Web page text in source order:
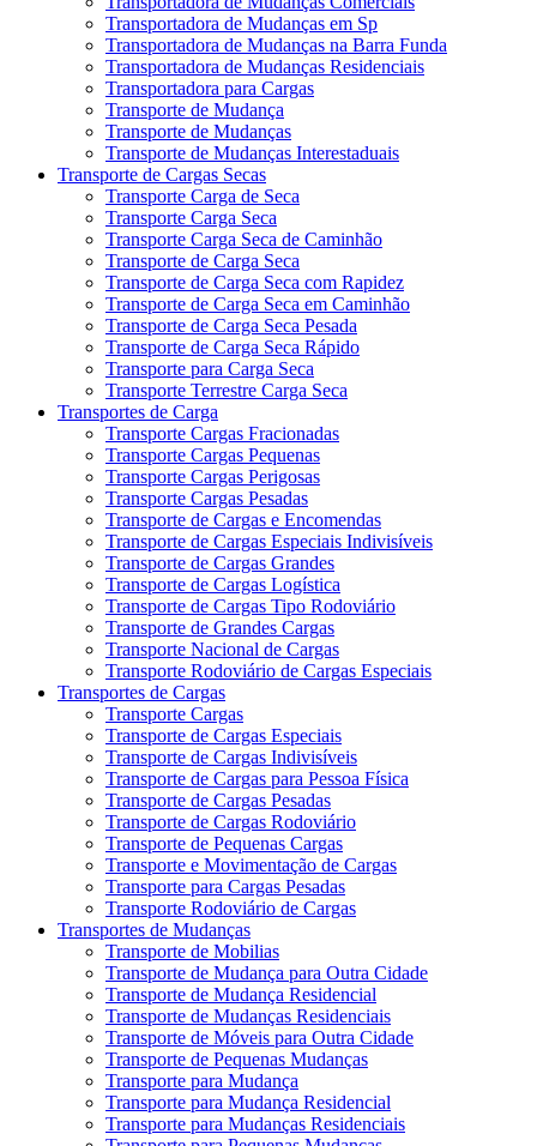
Transportadora de Mudanças em Sp
Transportadora de Mudanças na Barra Funda
Transportadora de Mudanças Residenciais
Transportadora para Cargas
Transporte de Mudança
Transporte de Mudanças
Transporte de Mudanças Interestaduais
Transporte de Cargas Secas
Transporte Carga de Seca
Transporte Carga Seca
Transporte Carga Seca de Caminhão
Transporte de Carga Seca
Transporte de Carga Seca com Rapidez
Transporte de Carga Seca em Caminhão
Transporte de Carga Seca Pesada
Transporte de Carga Seca Rápido
Transporte para Carga Seca
Transporte Terrestre Carga Seca
Transportes de Carga
Transporte Cargas Fracionadas
Transporte Cargas Pequenas
Transporte Cargas Perigosas
Transporte Cargas Pesadas
Transporte de Cargas e Encomendas
Transporte de Cargas Especiais Indivisíveis
Transporte de Cargas Grandes
Transporte de Cargas Logística
Transporte de Cargas Tipo Rodoviário
Transporte de Grandes Cargas
Transporte Nacional de Cargas
Transporte Rodoviário de Cargas Especiais
Transportes de Cargas
Transporte Cargas
Transporte de Cargas Especiais
Transporte de Cargas Indivisíveis
Transporte de Cargas para Pessoa Física
Transporte de Cargas Pesadas
Transporte de Cargas Rodoviário
Transporte de Pequenas Cargas
Transporte e Movimentação de Cargas
Transporte para Cargas Pesadas
Transporte Rodoviário de Cargas
Transportes de Mudanças
Transporte de Mobilias
Transporte de Mudança para Outra Cidade
Transporte de Mudança Residencial
Transporte de Mudanças Residenciais
Transporte de Móveis para Outra Cidade
Transporte de Pequenas Mudanças
Transporte para Mudança
Transporte para Mudança Residencial
Transporte para Mudanças Residenciais